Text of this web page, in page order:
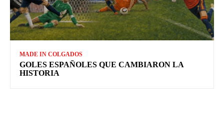
MADE IN COLGADOS
GOLES ESPAÑOLES QUE CAMBIARON LA
HISTORIA